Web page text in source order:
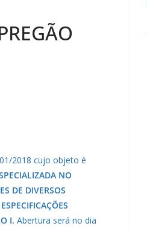
2018 cujo objeto é
NO
DE DIVERSOS
I. Abertura será no dia